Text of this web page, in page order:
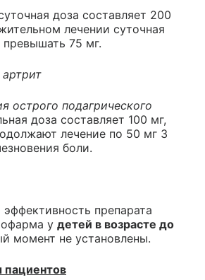
доза составляет 200
лечении суточная
75 мг.
острого подагрического
доза составляет 100 мг,
лечение по 50 мг 3
боли.
препарата
у детей в возрасте до
момент не установлены.